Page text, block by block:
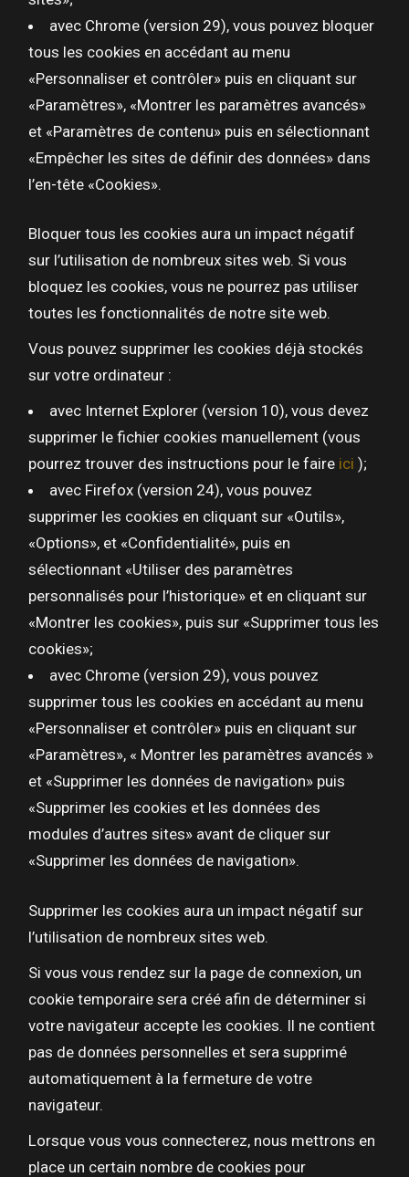
avec Chrome (version 29), vous pouvez bloquer
tous les cookies en accédant au menu
«Personnaliser et contrôler» puis en cliquant sur
«Paramètres», «Montrer les paramètres avancés»
et «Paramètres de contenu» puis en sélectionnant
«Empêcher les sites de définir des données» dans
l’en-tête «Cookies».
Bloquer tous les cookies aura un impact négatif
sur l’utilisation de nombreux sites web. Si vous
bloquez les cookies, vous ne pourrez pas utiliser
toutes les fonctionnalités de notre site web.
Vous pouvez supprimer les cookies déjà stockés
sur votre ordinateur :
avec Internet Explorer (version 10), vous devez
supprimer le fichier cookies manuellement (vous
pourrez trouver des instructions pour le faire ici );
avec Firefox (version 24), vous pouvez
supprimer les cookies en cliquant sur «Outils»,
«Options», et «Confidentialité», puis en
sélectionnant «Utiliser des paramètres
personnalisés pour l’historique» et en cliquant sur
«Montrer les cookies», puis sur «Supprimer tous les
cookies»;
avec Chrome (version 29), vous pouvez
supprimer tous les cookies en accédant au menu
«Personnaliser et contrôler» puis en cliquant sur
«Paramètres», « Montrer les paramètres avancés »
et «Supprimer les données de navigation» puis
«Supprimer les cookies et les données des
modules d’autres sites» avant de cliquer sur
«Supprimer les données de navigation».
Supprimer les cookies aura un impact négatif sur
l’utilisation de nombreux sites web.
Si vous vous rendez sur la page de connexion, un
cookie temporaire sera créé afin de déterminer si
votre navigateur accepte les cookies. Il ne contient
pas de données personnelles et sera supprimé
automatiquement à la fermeture de votre
navigateur.
Lorsque vous vous connecterez, nous mettrons en
place un certain nombre de cookies pour